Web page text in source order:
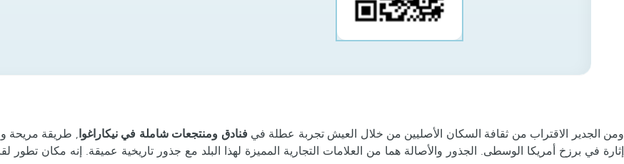
ومن الجدير الاقتراب من ثقافة السكان الأصليين من خلال العيش تجربة عطلة فيفنادق ومنتجعات شاملة في نيكاراغوا , طريقة مريحة
إثارة في برزخ أمريكا الوسطى. الجذور والأصالة هما من العلامات التجارية المميزة لهذا البلد مع جذور تاريخية عميقة. إنه مكان